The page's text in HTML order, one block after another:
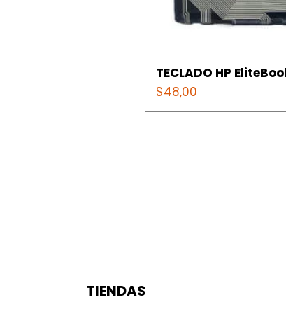
TECLADO HP
Precio
$48,00
TIENDAS